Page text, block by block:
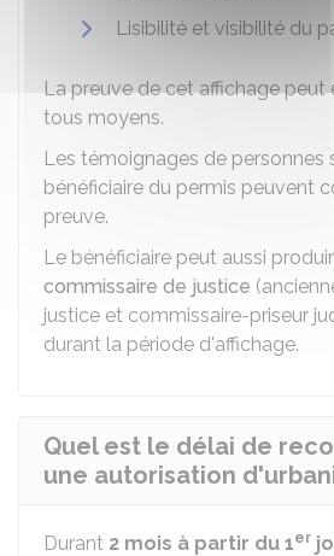
Lisibilité et visibilité du
La preuve de cet affichage peut
tous moyens.
Les témoignages de personnes
bénéficiaire du permis peuvent
preuve.
Le bénéficiaire peut aussi
commissaire de justice
justice et commissaire-priseur
durant la période d'affichage.
Quel est le délai de
une autorisation
Durant 2 mois à partir du 1er